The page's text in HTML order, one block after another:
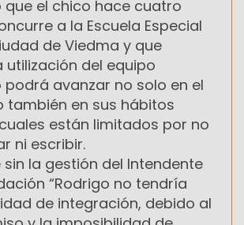
que el chico hace cuatro
a la Escuela Especial
de Viedma y que
utilización del equipo
avanzar no solo en el
también en sus hábitos
están limitados por no
ni escribir.
sin la gestión del Intendente
“Rodrigo no tendría
de integración, debido al